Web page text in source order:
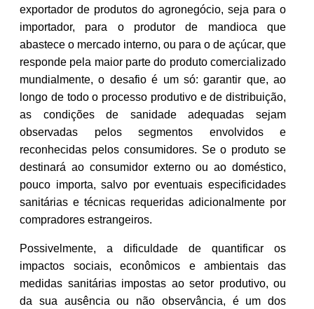
exportador de produtos do agronegócio, seja para o
importador, para o produtor de mandioca que
abastece o mercado interno, ou para o de açúcar, que
responde pela maior parte do produto comercializado
mundialmente, o desafio é um só: garantir que, ao
longo de todo o processo produtivo e de distribuição,
as condições de sanidade adequadas sejam
observadas pelos segmentos envolvidos e
reconhecidas pelos consumidores. Se o produto se
destinará ao consumidor externo ou ao doméstico,
pouco importa, salvo por eventuais especificidades
sanitárias e técnicas requeridas adicionalmente por
compradores estrangeiros.
Possivelmente, a dificuldade de quantificar os
impactos sociais, econômicos e ambientais das
medidas sanitárias impostas ao setor produtivo, ou
da sua ausência ou não observância, é um dos